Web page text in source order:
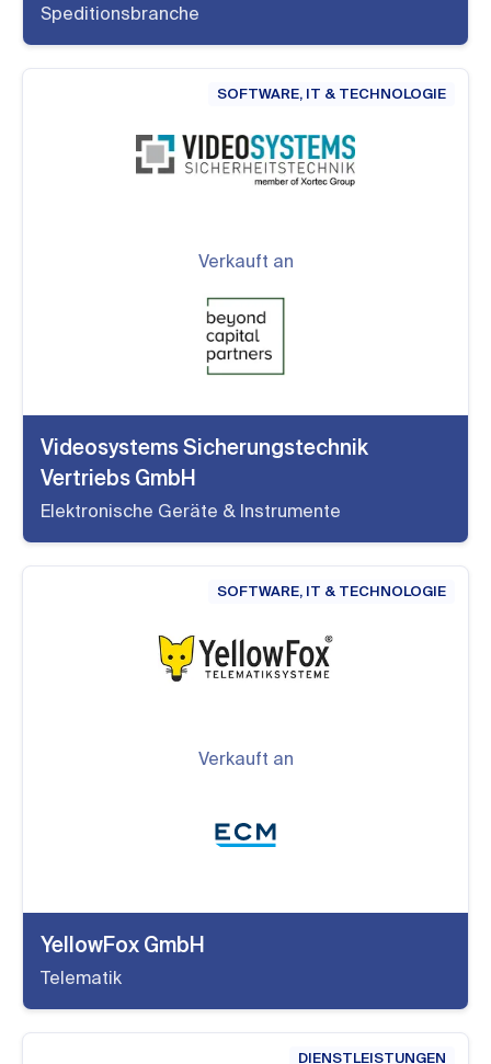
Speditionsbranche
SOFTWARE, IT & TECHNOLOGIE
Verkauft an
Videosystems Sicherungstechnik
Vertriebs GmbH
Elektronische Geräte & Instrumente
SOFTWARE, IT & TECHNOLOGIE
Verkauft an
YellowFox GmbH
Telematik
DIENSTLEISTUNGEN